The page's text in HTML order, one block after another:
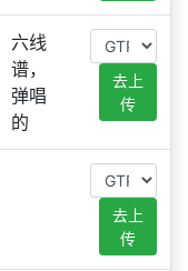
六线
谱，
弹唱
的
去上
传
去上
传